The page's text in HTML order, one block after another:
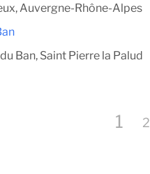
Auvergne-Rhône-Alpes
Ban, Saint Pierre la Palud
1 2